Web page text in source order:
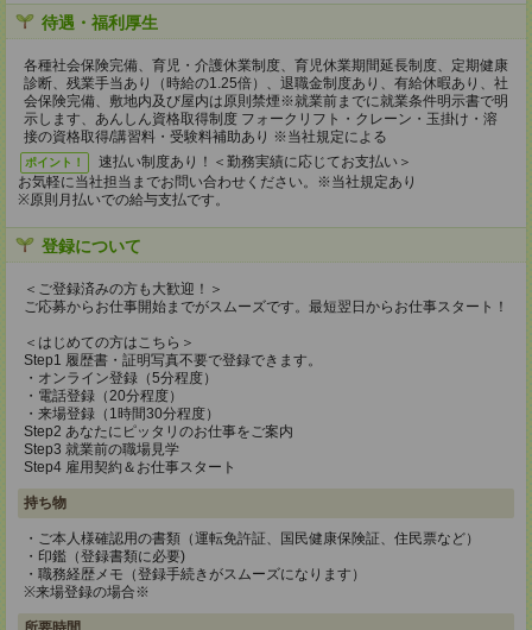
待遇・福利厚生
各種社会保険完備、育児・介護休業制度、育児休業期間延長制度、定期健康
診断、残業手当あり（時給の1.25倍）、退職金制度あり、有給休暇あり、社
会保険完備、敷地内及び屋内は原則禁煙※就業前までに就業条件明示書で明
示します、あんしん資格取得制度 フォークリフト・クレーン・玉掛け・溶
接の資格取得/講習料・受験料補助あり ※当社規定による
ポイント！
速払い制度あり！＜勤務実績に応じてお支払い＞
お気軽に当社担当までお問い合わせください。※当社規定あり
※原則月払いでの給与支払です。
登録について
＜ご登録済みの方も大歓迎！＞
ご応募からお仕事開始までがスムーズです。最短翌日からお仕事スタート！
＜はじめての方はこちら＞
Step1 履歴書・証明写真不要で登録できます。
・オンライン登録（5分程度）
・電話登録（20分程度）
・来場登録（1時間30分程度）
Step2 あなたにピッタリのお仕事をご案内
Step3 就業前の職場見学
Step4 雇用契約＆お仕事スタート
持ち物
・ご本人様確認用の書類（運転免許証、国民健康保険証、住民票など）
・印鑑（登録書類に必要)
・職務経歴メモ（登録手続きがスムーズになります）
※来場登録の場合※